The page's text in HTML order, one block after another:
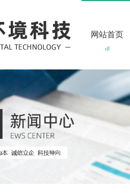
网站首页
？
还不知道吗
？来听听厂家的建议